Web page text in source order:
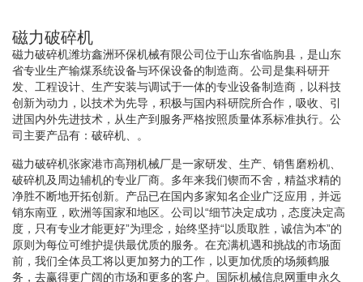
磁力破碎机
磁力破碎机潍坊鑫洲环保机械有限公司位于山东省临朐县，是山东
省专业生产输煤系统设备与环保设备的制造商。公司是集科研开
发、工程设计、生产安装与调试于一体的专业设备制造商，以科技
创新为动力，以技术为先导，积极与国内科研院所合作，吸收、引
进国内外先进技术，从生产到服务严格按照质量体系标准执行。公
司主要产品有：破碎机、。
磁力破碎机张家港市高翔机械厂是一家研发、生产、销售磨粉机、
破碎机及周边辅机的专业厂商。多年来我们锲而不舍，精益求精的
净胜不断地开拓创新。产品已在国内多家知名企业广泛应用，并远
销东南亚，欧洲等国家和地区。公司以“细节决定成功，态度决定高
度，只有专业才能更好”为理念，始终坚持“以质取胜，诚信为本”的
原则为每位可维护提供最优质的服务。在充满机遇和挑战的市场面
前，我们全体员工将以更加努力的工作，以更加优质的场频鹤服
务，去赢得更广阔的市场和更多的客户。国际机械信息网重申永久